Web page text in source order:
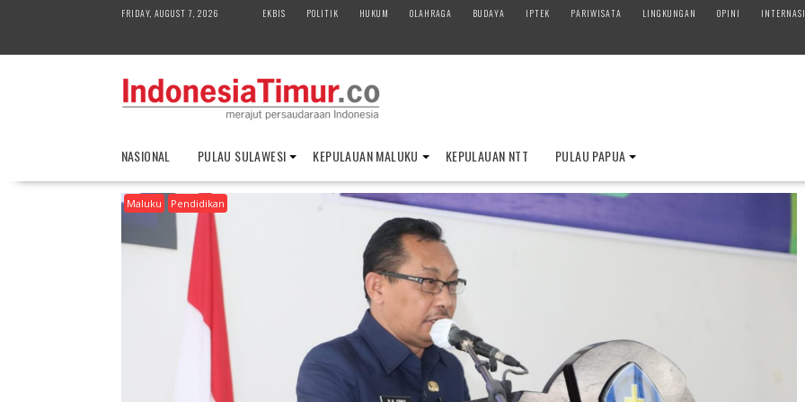
FRIDAY, AUGUST 7, 2026 EKBIS POLITIK HUKUM OLAHRAGA BUDAYA IPTEK PARIWISATA LINGKUNGAN OPINI
NASIONAL PULAU SULAWESI KEPULAUAN MALUKU KEPULAUAN NTT PULAU PAPUA
Maluku Pendidikan